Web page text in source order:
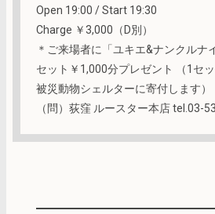
Open 19:00 / Start 19:30
Charge ￥3,000（D別）
＊ご来場者に「ユキエ&ナンクルナ
セット￥1,000分プレゼント （1セ
被災動物シェルターに寄付します）
（問）荻窪 ルースター本店 tel.03-